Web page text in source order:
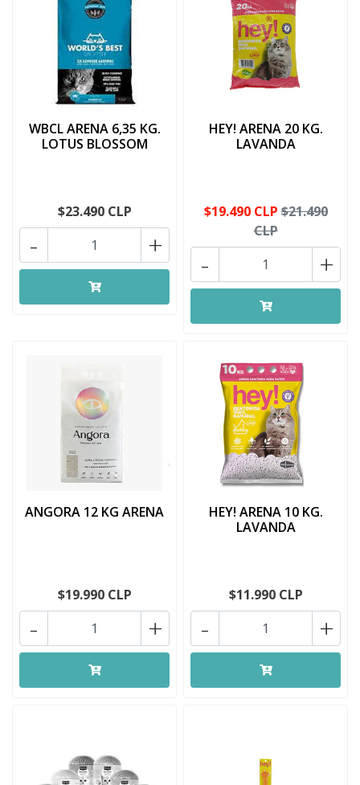
WBCL ARENA 6,35 KG.
LOTUS BLOSSOM
$23.490 CLP
+
-
HEY! ARENA 20 KG.
LAVANDA
$19.490 CLP $21.490
CLP
+
-
ANGORA 12 KG ARENA
$19.990 CLP
+
-
HEY! ARENA 10 KG.
LAVANDA
$11.990 CLP
+
-